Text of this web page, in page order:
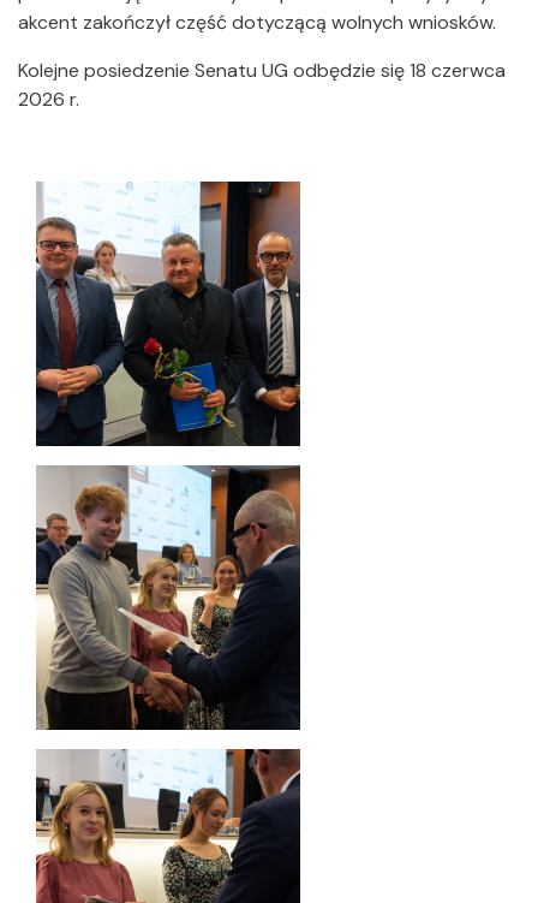
akcent zakończył część dotyczącą wolnych wniosków.
Kolejne posiedzenie Senatu UG odbędzie się 18 czerwca
2026 r.